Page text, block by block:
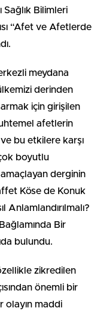
Sağlık Bilimleri
“Afet ve Afetlerde
meydana
derinden
için girişilen
afetlerin
bu etkilere karşı
boyutlu
derginin
Köse de Konuk
Bir
bulundu.
zikredilen
önemli bir
olayın maddi